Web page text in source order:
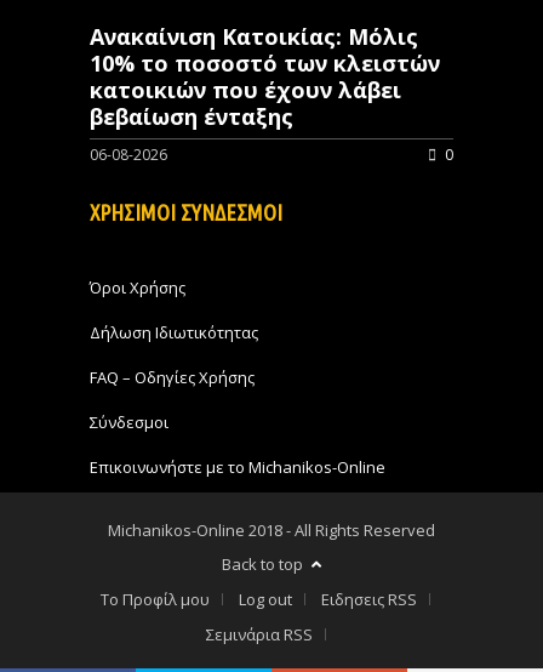
Ανακαίνιση Κατοικίας: Μόλις
10% το ποσοστό των κλειστών
κατοικιών που έχουν λάβει
βεβαίωση ένταξης
06-08-2026 0
ΧΡΗΣΙΜΟΙ ΣΥΝΔΕΣΜΟΙ
Όροι Χρήσης
Δήλωση Ιδιωτικότητας
FAQ – Οδηγίες Χρήσης
Σύνδεσμοι
Επικοινωνήστε με το Michanikos-Online
Michanikos-Online 2018 - All Rights Reserved
Back to top
Το Προφίλ μου
Log out
Ειδησεις RSS
Σεμινάρια RSS